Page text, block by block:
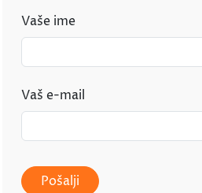
Vaše ime
Vaš e-mail
Pošalji